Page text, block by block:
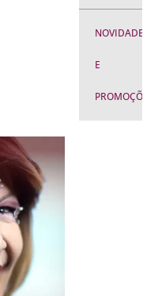
NOVIDADES
E
PROMOÇÕES